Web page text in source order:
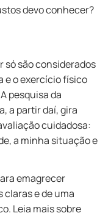
devo conhecer?
só são considerados
e o exercício físico
pesquisa da
a partir daí, gira
cuidadosa:
a minha situação e
emagrecer
e de uma
Leia mais sobre